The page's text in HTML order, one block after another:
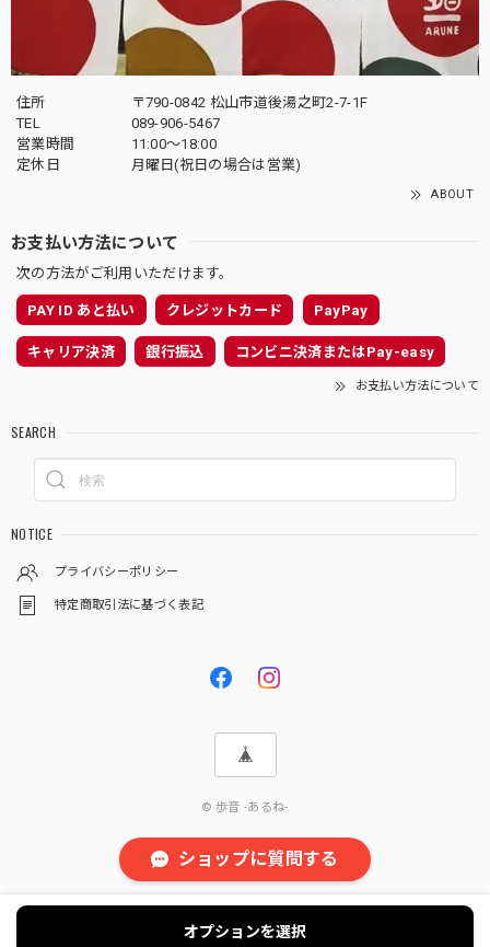
住所
〒790-0842 松山市道後湯之町2-7-1F
TEL
089-906-5467
営業時間
11:00〜18:00
定休日
月曜日(祝日の場合は営業)
ABOUT
お支払い方法について
次の方法がご利用いただけます。
PAY ID あと払い クレジットカード PayPay
キャリア決済 銀行振込 コンビニ決済またはPay-easy
お支払い方法について
SEARCH
NOTICE
プライバシーポリシー
特定商取引法に基づく表記
© 歩音 -あるね-
オプションを選択
ショップに質問する